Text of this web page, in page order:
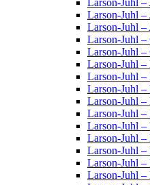
Larson-Juhl –
Larson-Juhl
Larson-Juhl –
Larson-Juhl –
Larson-Juhl –
Larson-Juhl –
Larson-Juhl –
Larson-Juhl –
Larson-Juhl –
Larson-Juhl –
Larson-Juhl –
Larson-Juhl –
Larson-Juhl –
Larson-Juhl
Larson-Juhl –